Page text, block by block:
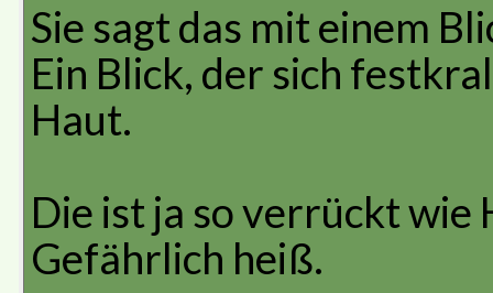
Sie sagt das mit einem
Ein Blick, der sich
Haut.
Die ist ja so verrückt
Gefährlich heiß.